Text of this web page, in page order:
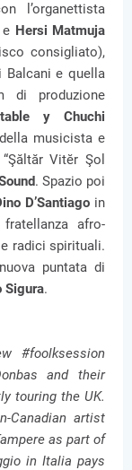
l’organettista
Hersi Matmuja
consigliato),
e quella
di produzione
y Chuchi
musicista e
Vitĕr Şol
. Spazio poi
D’Santiagoin
afro-
radici spirituali.
puntata di
Sigura.
#foolksession
and their
touring the UK.
Canadian artist
as part of
in Italia pays